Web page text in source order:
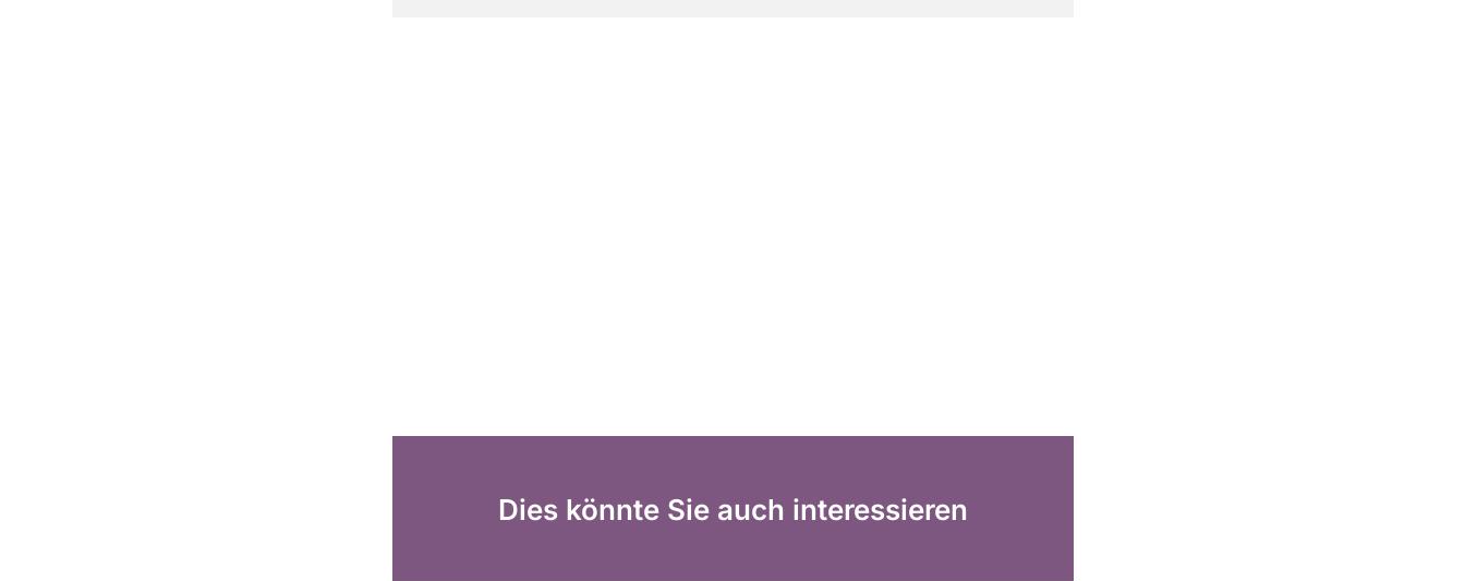
Dies könnte Sie auch interessieren